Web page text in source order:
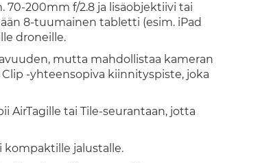
70-200mm f/2.8 ja lisäobjektiivi tai
8-tuumainen tabletti (esim. iPad
droneille.
mutta mahdollistaa kameran
-yhteensopiva kiinnityspiste, joka
tai Tile-seurantaan, jotta
kompaktille jalustalle.